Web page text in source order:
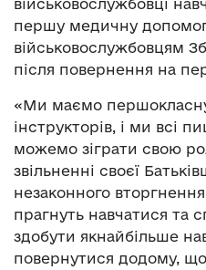
військовослужбовці
першу медичну
військовослужбовцям
після повернення на
«Ми маємо
інструкторів, і ми всі
можемо зіграти свою
звільненні своєї
незаконного
прагнуть навчатися та
здобути якнайбільше
повернутися додому,